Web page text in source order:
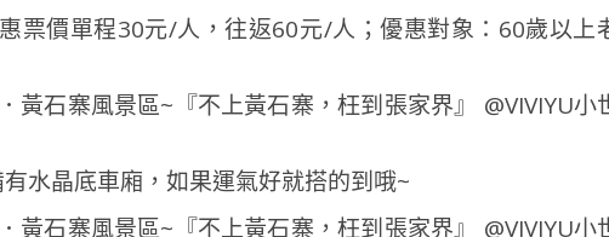
票價單程30元/人，往返60元/人；優惠對象：60歲以上
水晶底車廂，如果運氣好就搭的到哦~